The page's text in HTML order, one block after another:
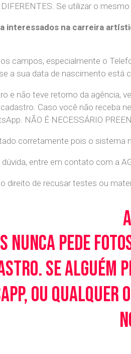
Se utilizar o
interessados na carreira
campos, especialmente o
a sua data de nascimento está
e não teve retorno da agência,
Caso você não receba
NÃO É NECESSÁRIO
corretamente pois o
entre em contato com a
direito de recusar testes ou
nunca pede
Se alguém
ou